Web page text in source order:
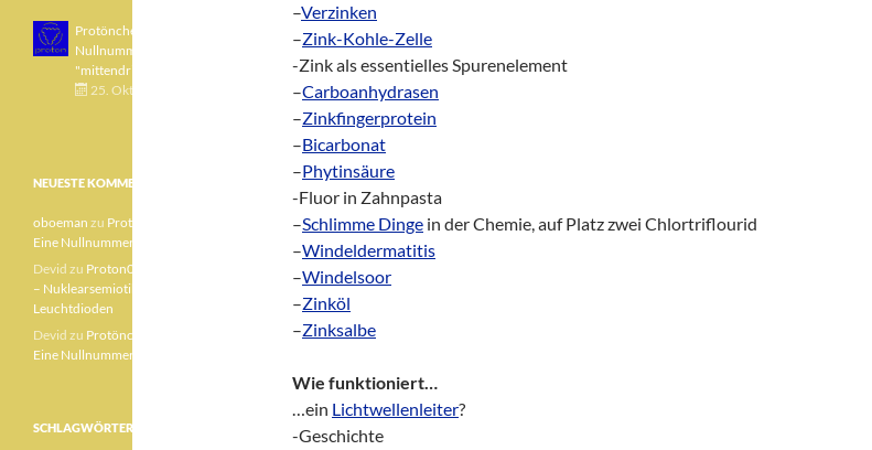
–Verzinken
–Zink-Kohle-Zelle
-Zink als essentielles Spurenelement
–Carboanhydrasen
–Zinkfingerprotein
–Bicarbonat
–Phytinsäure
-Fluor in Zahnpasta
–Schlimme Dinge in der Chemie, auf Platz zwei Chlortriflourid
–Windeldermatitis
–Windelsoor
–Zinköl
–Zinksalbe
Wie funktioniert…
…ein Lichtwellenleiter?
-Geschichte
Protönchen 041 - Eine
Nullnummer
"mittendrin"
25. Oktober 2020
NEUESTE KOMMENTARE
oboeman zu Protönchen 041 –
Eine Nullnummer „mittendrin“
Devid zu Proton040 – Gallium
– Nuklearsemiotik –
Leuchtdioden
Devid zu Protönchen 041 –
Eine Nullnummer „mittendrin“
SCHLAGWÖRTER